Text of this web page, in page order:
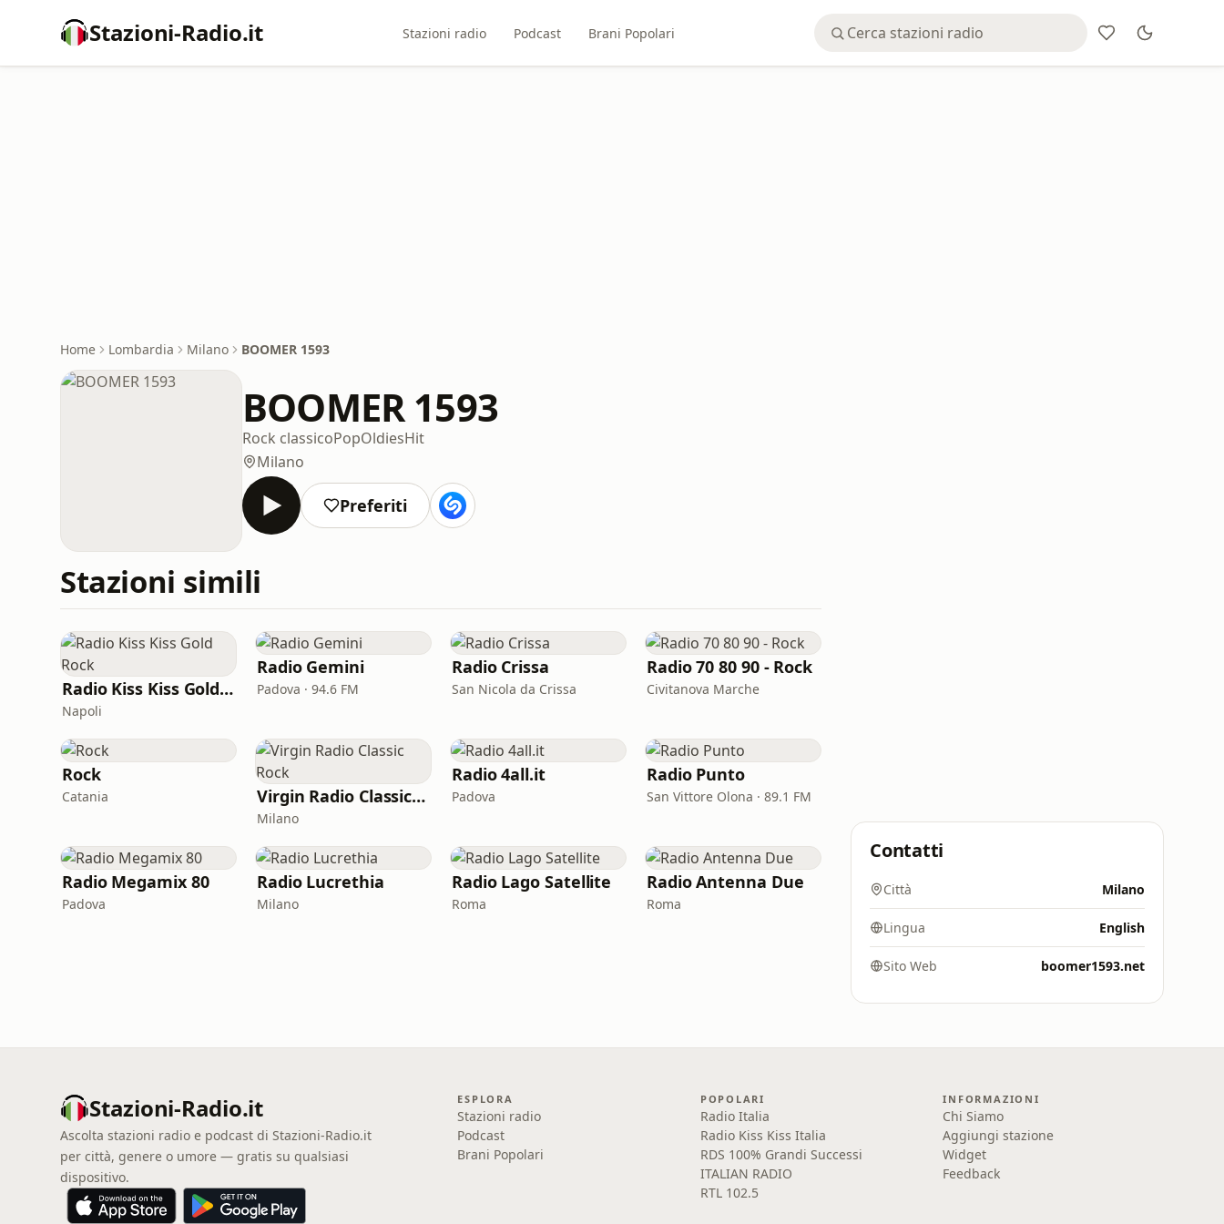
Stazioni-Radio.it Stazioni radio Podcast Brani Popolari
Home Lombardia Milano BOOMER 1593
BOOMER 1593
Rock classicoPopOldiesHit
Milano
Preferiti
Stazioni simili
Radio Kiss Kiss Gold Rock
Napoli
Radio Gemini
Padova · 94.6 FM
Radio Crissa
San Nicola da Crissa
Radio 70 80 90 - Rock
Civitanova Marche
Rock
Catania Virgin Radio Classic Rock
Milano
Radio 4all.it
Padova
Radio Punto
San Vittore Olona · 89.1 FM
Radio Megamix 80
Padova
Radio Lucrethia
Milano
Radio Lago Satellite
Roma
Radio Antenna Due
Roma
Contatti
Città Milano
Lingua English
Sito Web boomer1593.net
Stazioni-Radio.it
Ascolta stazioni radio e podcast di Stazioni-Radio.it
per città, genere o umore — gratis su qualsiasi
dispositivo.
ESPLORA
Stazioni radio
Podcast
Brani Popolari
POPOLARI
Radio Italia
Radio Kiss Kiss Italia
RDS 100% Grandi Successi
ITALIAN RADIO
RTL 102.5
INFORMAZIONI
Chi Siamo
Aggiungi stazione
Widget
Feedback